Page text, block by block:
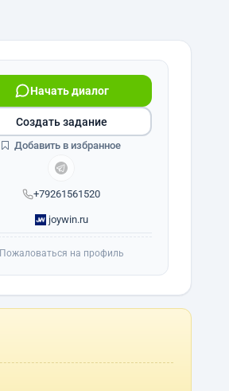
+79261561520
Начать диалог
joywin.ru
Создать задание
Добавить в избранное
Пожаловаться на профиль